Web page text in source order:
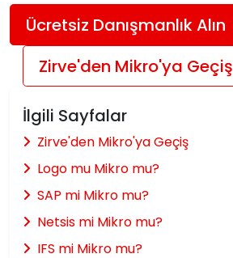
Ücretsiz Danışmanlık Alın
Zirve'den Mikro'ya Geçiş
İlgili Sayfalar
Zirve'den Mikro'ya Geçiş
Logo mu Mikro mu?
SAP mi Mikro mu?
Netsis mi Mikro mu?
IFS mi Mikro mu?